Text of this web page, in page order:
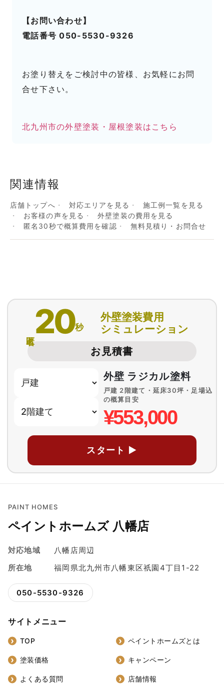
【お問い合わせ】
電話番号 050-5530-9326
お塗り替えをご検討中の皆様、お気軽にお問
合せ下さい。
北九州市の外壁塗装・屋根塗装はこちら
関連情報
店舗トップへ 対応エリアを見る
施工例一覧を見る
お客様の声を見る
外壁塗装の費用を見る
匿名30秒で概算費用を確認
無料見積り・お問合せ
20秒
外壁塗装費用
シミュレーション
お見積書
外壁 ラジカル塗料
戸建 2階建て・延床30坪・足場込
の概算目安
¥553,000
スタート ▶
PAINT HOMES
ペイントホームズ 八幡店
対応地域
八幡店周辺
所在地
福岡県北九州市八幡東区祇園4丁目1-22
050-5530-9326
サイトメニュー
TOP ペイントホームズとは
塗装価格 キャンペーン
よくある質問 店舗情報